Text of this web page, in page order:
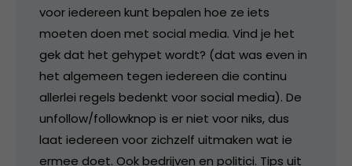
voor iedereen kunt bepalen hoe ze iets
moeten doen met social media. Vind je het
gek dat het gehypet wordt? (dat was even in
het algemeen tegen iedereen die continu
allerlei regels bedenkt voor social media). De
unfollow/followknop is er niet voor niks, dus
laat iedereen voor zichzelf uitmaken wat ie
ermee doet. Ook bedrijven en politici. Tips uit